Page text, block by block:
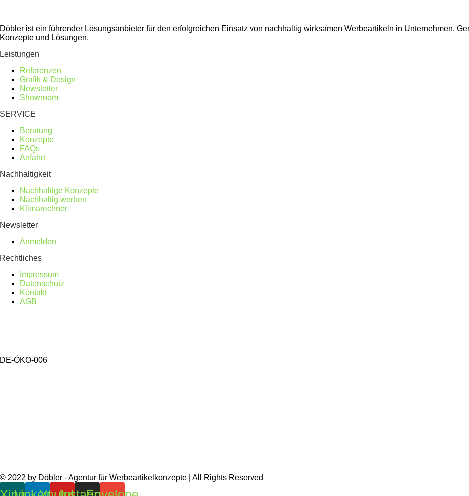
Döbler ist ein führender Lösungsanbieter für den erfolgreichen Einsatz von nachhaltig wirksamen Werbeartikeln in Unternehmen.
Konzepte und Lösungen.
Leistungen
Referenzen
Grafik & Design
Newsletter
Showroom
SERVICE
Beratung
Konzepte
FAQs
Anfahrt
Nachhaltigkeit
Nachhaltige Konzepte
Nachhaltig werben
Klimarechner
Newsletter
Anmelden
Rechtliches
Impressum
Datenschutz
Kontakt
AGB
DE-ÖKO-006
© 2022 by Döbler - Agentur für Werbeartikelkonzepte | All Rights Reserved